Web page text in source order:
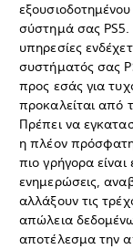
σύστημά σας PS5.
υπηρεσίες
συστήματός σας
προς εσάς για
προκαλείται από
Πρέπει να
η πλέον
πιο γρήγορα
ενημερώσεις,
αλλάξουν τις
απώλεια
αποτέλεσμα την